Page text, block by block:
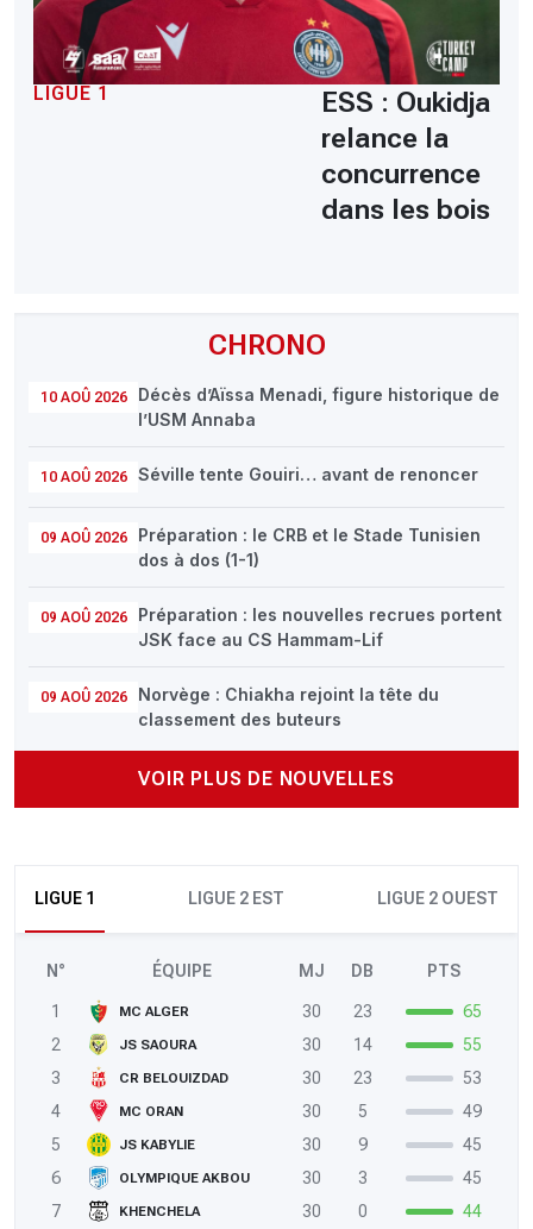
CHRONO
10 AOÛ 2026
Décès d’Aïssa Menadi, figure historique de
l’USM Annaba
10 AOÛ 2026 Séville tente Gouiri… avant de renoncer
09 AOÛ 2026
Préparation : le CRB et le Stade Tunisien
dos à dos (1-1)
09 AOÛ 2026
Préparation : les nouvelles recrues portent
JSK face au CS Hammam-Lif
09 AOÛ 2026
Norvège : Chiakha rejoint la tête du
classement des buteurs
VOIR PLUS DE NOUVELLES
LIGUE 1 LIGUE 2 EST LIGUE 2 OUEST
N° ÉQUIPE MJ DB PTS
1 MC ALGER 30 23
65
2
JS SAOURA 30 14
55
3
CR BELOUIZDAD 30 23
53
4
MC ORAN 30 5
49
5
JS KABYLIE 30 9
45
6
OLYMPIQUE AKBOU 30 3
45
7
KHENCHELA 30 0
44
LIGUE 1
ESS : Oukidja
relance la
concurrence
dans les bois